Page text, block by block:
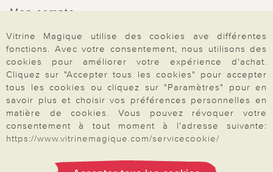
Mon compte
Inscription Newsletter
Demande de catalogue
Données personnelles
Droit de rétractation
Rétractation
Vitrine Magique utilise des cookies ave différentes
fonctions. Avec votre consentement, nous utilisons des
cookies pour améliorer votre expérience d'achat.
Cliquez sur "Accepter tous les cookies" pour accepter
tous les cookies ou cliquez sur "Paramètres" pour en
savoir plus et choisir vos préférences personnelles en
matière de cookies. Vous pouvez révoquer votre
consentement à tout moment à l'adresse suivante:
https://www.vitrinemagique.com/servicecookie/